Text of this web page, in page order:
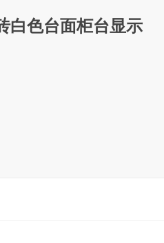
行业新闻
白色台面柜台显示